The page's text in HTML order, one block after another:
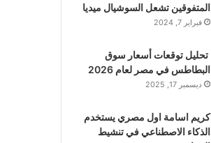
المتفوقين تشعل السوشيال ميديا
فبراير 7, 2024
تحليل توقعات أسعار سوق
البطاطس في مصر لعام 2026
ديسمبر 17, 2025
كريم اسامة اول مصري يستخدم
الذكاء الاصطناعي في تنشيط